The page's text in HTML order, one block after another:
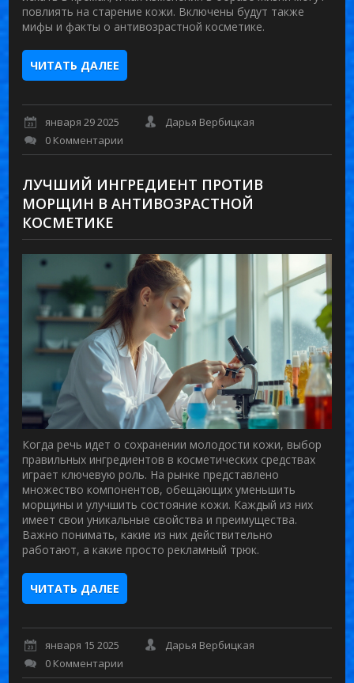
повлиять на старение кожи. Включены будут также
мифы и факты о антивозрастной косметике.
ЧИТАТЬ ДАЛЕЕ
января 29 2025
Дарья Вербицкая
0 Комментарии
ЛУЧШИЙ ИНГРЕДИЕНТ ПРОТИВ
МОРЩИН В АНТИВОЗРАСТНОЙ
КОСМЕТИКЕ
Когда речь идет о сохранении молодости кожи, выбор
правильных ингредиентов в косметических средствах
играет ключевую роль. На рынке представлено
множество компонентов, обещающих уменьшить
морщины и улучшить состояние кожи. Каждый из них
имеет свои уникальные свойства и преимущества.
Важно понимать, какие из них действительно
работают, а какие просто рекламный трюк.
ЧИТАТЬ ДАЛЕЕ
января 15 2025
Дарья Вербицкая
0 Комментарии